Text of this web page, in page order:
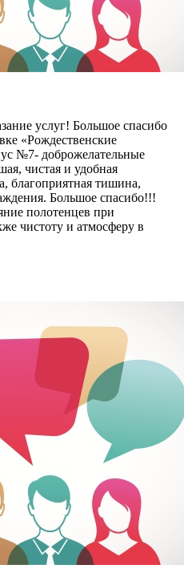
услуг! Большое спасибо
«Рождественские
№7- доброжелательные
чистая и удобная
благоприятная тишина,
Большое спасибо!!!
полотенцев при
чистоту и атмосферу в